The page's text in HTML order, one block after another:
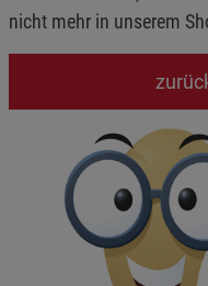
nicht mehr in unserem